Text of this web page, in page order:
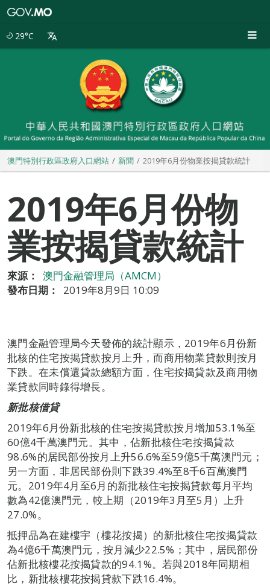
29°C
澳門特別行政區政府入口網站 新聞 2019年6月份物業按揭貸款統計
2019年6月份物
業按揭貸款統計
來源：
澳門金融管理局（AMCM）
發布日期：
2019年8月9日 10:09
澳門金融管理局今天發佈的統計顯示，2019年6月份新
批核的住宅按揭貸款按月上升，而商用物業貸款則按月
下跌。在未償還貸款總額方面，住宅按揭貸款及商用物
業貸款同時錄得增長。
新批核借貸
2019年6月份新批核的住宅按揭貸款按月增加53.1%至
60億4千萬澳門元。其中，佔新批核住宅按揭貸款
98.6%的居民部份按月上升56.6%至59億5千萬澳門元；
另一方面，非居民部份則下跌39.4%至8千6百萬澳門
元。2019年4月至6月的新批核住宅按揭貸款每月平均
數為42億澳門元，較上期（2019年3月至5月）上升
27.0%。
抵押品為在建樓宇（樓花按揭）的新批核住宅按揭貸款
為4億6千萬澳門元，按月減少22.5%；其中，居民部份
佔新批核樓花按揭貸款的94.1%。若與2018年同期相
比，新批核樓花按揭貸款下跌16.4%。